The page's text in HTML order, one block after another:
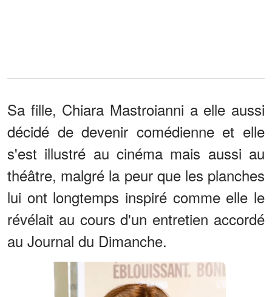
Sa fille, Chiara Mastroianni a elle aussi
décidé de devenir comédienne et elle
s'est illustré au cinéma mais aussi au
théâtre, malgré la peur que les planches
lui ont longtemps inspiré comme elle le
révélait au cours d'un entretien accordé
au Journal du Dimanche.